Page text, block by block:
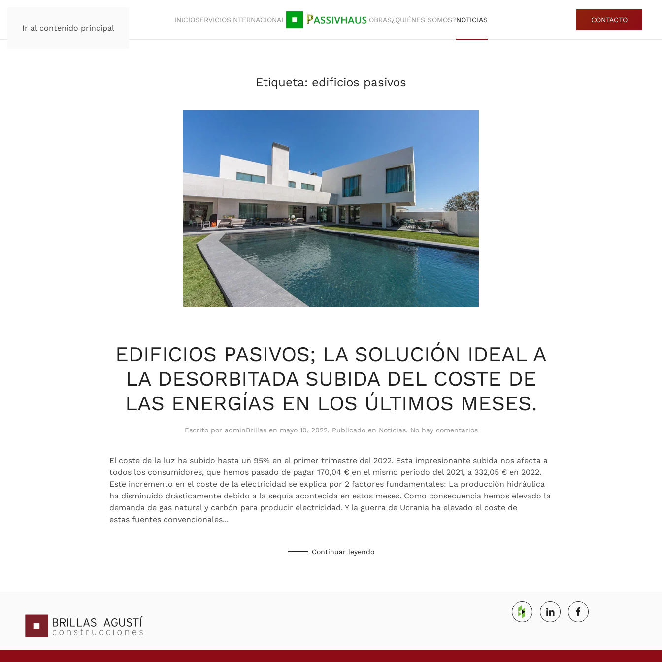
Ir al contenido principal
INICIOSERVICIOSINTERNACIONAL OBRAS¿QUIÉNES SOMOS?NOTICIAS CONTACTO
Etiqueta: edificios pasivos
EDIFICIOS PASIVOS; LA SOLUCIÓN IDEAL A
LA DESORBITADA SUBIDA DEL COSTE DE
LAS ENERGÍAS EN LOS ÚLTIMOS MESES.
Escrito por adminBrillasen mayo 10, 2022. Publicado en Noticias. No hay comentariosen
LA
IDEAL
A
LA
DESORBITADA
El coste de la luz ha subido hasta un 95% en el primer trimestre del 2022. Esta impresionante subida nos afecta a
todos los consumidores, que hemos pasado de pagar 170,04 € en el mismo periodo del 2021, a 332,05 € en 2022.
Este incremento en el coste de la electricidad se explica por 2 factores fundamentales: La producción hidráulica
ha disminuido drásticamente debido a la sequía acontecida en estos meses. Como consecuencia hemos elevado la
demanda de gas natural y carbón para producir electricidad. Y la guerra de Ucrania ha elevado el coste de
estas fuentes convencionales...
Continuar leyendo